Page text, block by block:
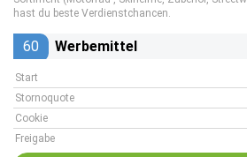
hast du beste Verdienstchancen.
60 Werbemittel
Start
Stornoquote
Cookie
Freigabe